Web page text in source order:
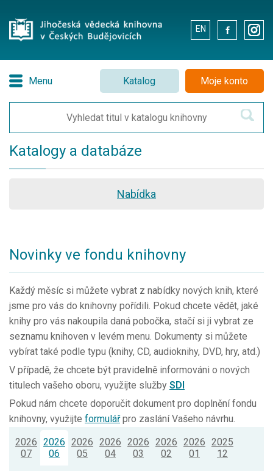
EN . .
Menu Katalog Moje konto
Katalogy a databáze
Nabídka
Novinky ve fondu knihovny
Každý měsíc si můžete vybrat z nabídky nových knih, které
jsme pro vás do knihovny pořídili. Pokud chcete vědět, jaké
knihy pro vás nakoupila daná pobočka, stačí si ji vybrat ze
seznamu knihoven v levém menu. Dokumenty si můžete
vybírat také podle typu (knihy, CD, audioknihy, DVD, hry, atd.)
V případě, že chcete být pravidelně informováni o nových
titulech vašeho oboru, využijte služby SDI
Pokud nám chcete doporučit dokument pro doplnění fondu
knihovny, využijte formulářpro zaslání Vašeho návrhu.
2026
07
2026
06
2026
05
2026
04
2026
03
2026
02
2026
01
2025
12